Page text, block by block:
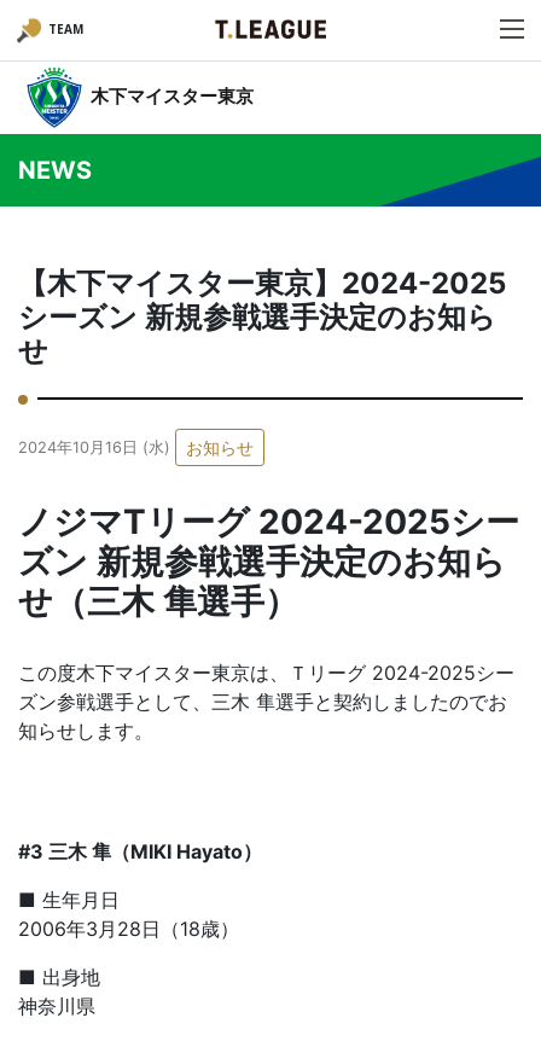
TEAM
木下マイスター東京
NEWS
【木下マイスター東京】2024-2025
シーズン 新規参戦選手決定のお知ら
せ
2024年10月16日 (水) お知らせ
ノジマTリーグ 2024-2025シー
ズン 新規参戦選手決定のお知ら
せ（三木 隼選手）
この度木下マイスター東京は、Ｔリーグ 2024-2025シー
ズン参戦選手として、三木 隼選手と契約しましたのでお
知らせします。
#3 三木 隼（MIKI Hayato）
■ 生年月日
2006年3月28日（18歳）
■ 出身地
神奈川県